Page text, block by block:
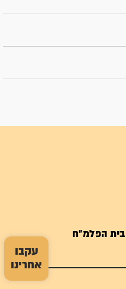
עקבו
אחרינו
הפלמ"ח